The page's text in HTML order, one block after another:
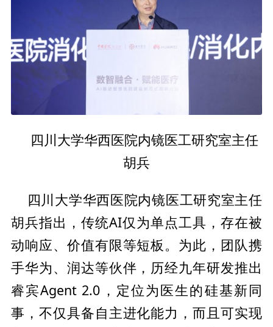
四川大学华西医院内镜医工研究室主任
胡兵
四川大学华西医院内镜医工研究室主任
胡兵指出，传统AI仅为单点工具，存在被
动响应、价值有限等短板。为此，团队携
手华为、润达等伙伴，历经九年研发推出
睿宾Agent 2.0，定位为医生的硅基新同
事，不仅具备自主进化能力，而且可实现